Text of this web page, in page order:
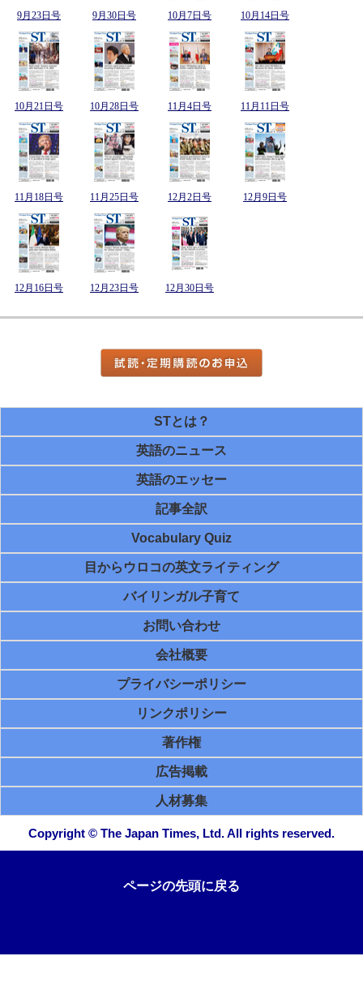
9月23日号 9月30日号 10月7日号 10月14日号
10月21日号 10月28日号 11月4日号 11月11日号
11月18日号 11月25日号 12月2日号 12月9日号
12月16日号 12月23日号 12月30日号
STとは？
英語のニュース
英語のエッセー
記事全訳
Vocabulary Quiz
目からウロコの英文ライティング
バイリンガル子育て
お問い合わせ
会社概要
プライバシーポリシー
リンクポリシー
著作権
広告掲載
人材募集
Copyright © The Japan Times, Ltd. All rights reserved.
ページの先頭に戻る